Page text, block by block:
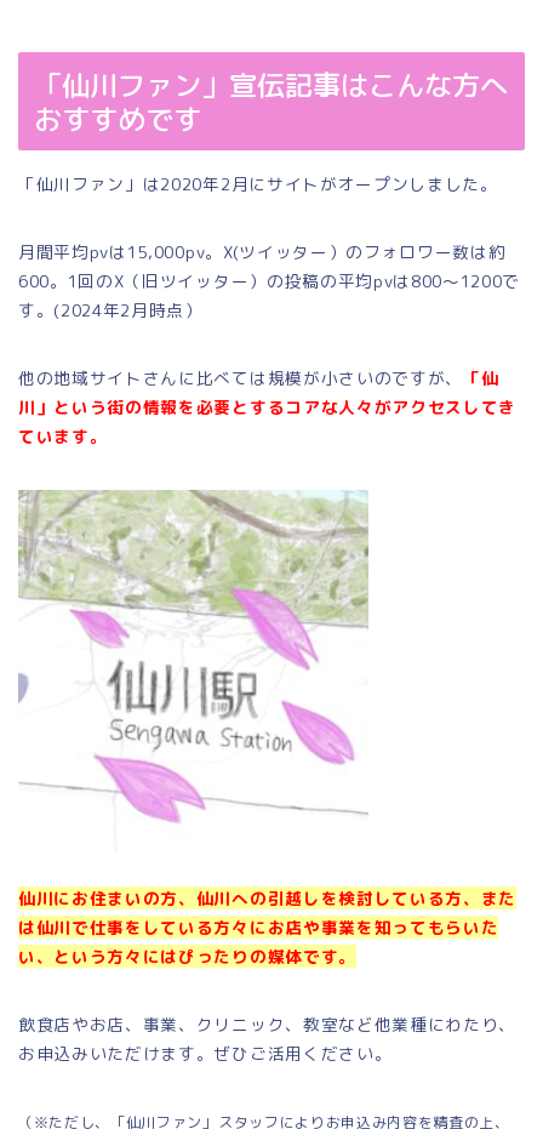
「仙川ファン」宣伝記事はこんな方へ
おすすめです
「仙川ファン」は2020年2月にサイトがオープンしました。
月間平均pvは15,000pv。X(ツイッター）のフォロワー数は約
600。1回のX（旧ツイッター）の投稿の平均pvは800～1200で
す。(2024年2月時点）
他の地域サイトさんに比べては規模が小さいのですが、
「仙
川」という街の情報を必要とするコアな人々がアクセスしてき
ています。
仙川にお住まいの方、仙川への引越しを検討している方、また
は仙川で仕事をしている方々にお店や事業を知ってもらいた
い、という方々にはぴったりの媒体です。
飲食店やお店、事業、クリニック、教室など他業種にわたり、
お申込みいただけます。ぜひご活用ください。
（※ただし、「仙川ファン」スタッフによりお申込み内容を精査の上、